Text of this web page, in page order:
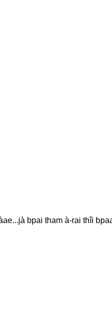
bpai tham à-rai thîi